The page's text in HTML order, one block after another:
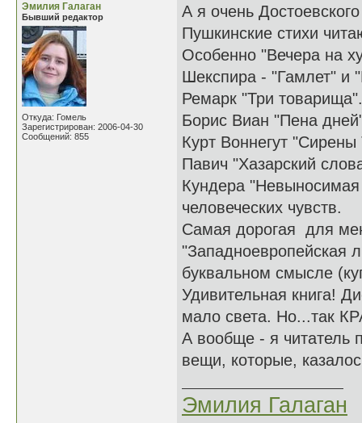
Эмилия Галаган
Бывший редактор
Откуда: Гомель
Зарегистрирован: 2006-04-30
Сообщений: 855
А я очень
Пушкинские стихи
Особенно "Вечера на
Шекспира - "Гамлет" и
Ремарк "Три товарища".
Борис Виан "Пена
Курт Воннегут
Павич "Хазарский
Кундера "Невыносимая
человеческих чувств.
Самая дорогая для
"Западноевропейская
буквальном смысле
Удивительная книга!
мало света. Но...так
А вообще - я читатель
вещи, которые,
Эмилия Галаган